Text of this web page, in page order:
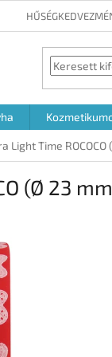
Light Time ROCOCO
(Ø 23